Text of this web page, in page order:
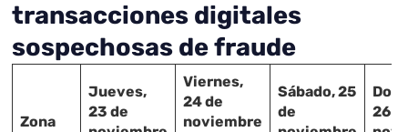
transacciones digitales
sospechosas de fraude
Zona
Jueves,
23 de
Viernes,
24 de
noviembre
Sábado, 25
de
26